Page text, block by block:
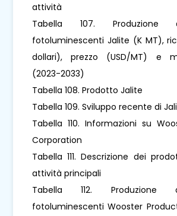
attività
Tabella 107. Produzione
fotoluminescenti Jalite (K MT),
dollari), prezzo (USD/MT) e
(2023-2033)
Tabella 108. Prodotto Jalite
Tabella 109. Sviluppo recente di
Tabella 110. Informazioni su
Corporation
Tabella 111. Descrizione dei
attività principali
Tabella 112. Produzione
fotoluminescenti Wooster